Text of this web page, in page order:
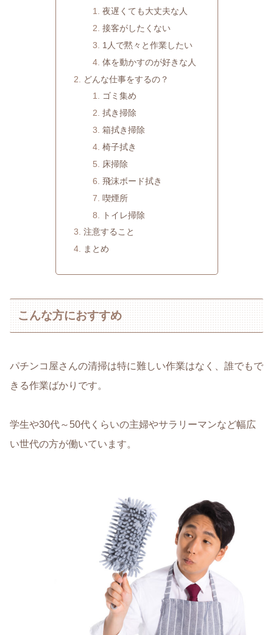
夜遅くても大丈夫な人
接客がしたくない
1人で黙々と作業したい
体を動かすのが好きな人
どんな仕事をするの？
ゴミ集め
拭き掃除
箱拭き掃除
椅子拭き
床掃除
飛沫ボード拭き
喫煙所
トイレ掃除
注意すること
まとめ
こんな方におすすめ
パチンコ屋さんの清掃は特に難しい作業はなく、誰でもで
きる作業ばかりです。
学生や30代～50代くらいの主婦やサラリーマンなど幅広
い世代の方が働いています。